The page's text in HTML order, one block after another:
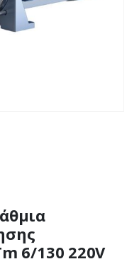
6/130 220V